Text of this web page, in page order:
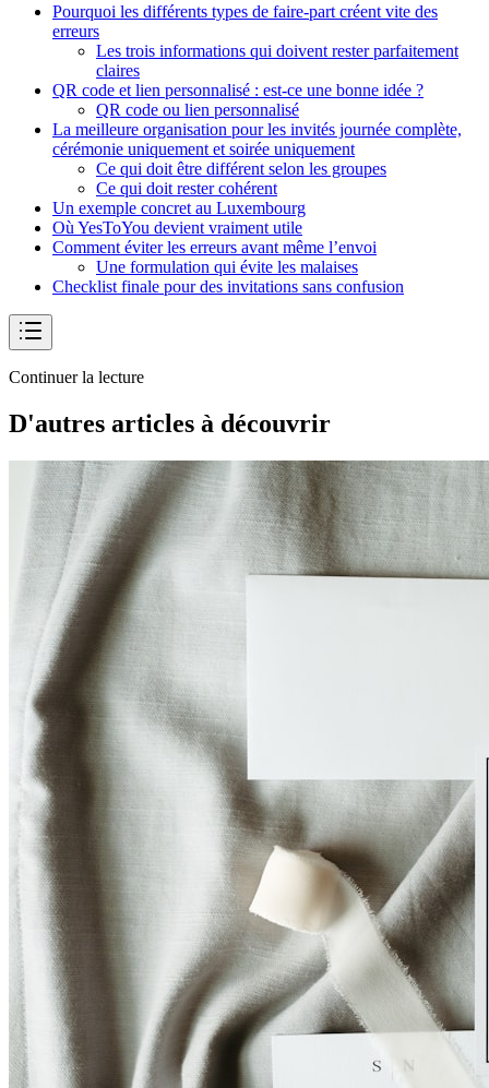
Pourquoi les différents types de faire-part créent vite des
erreurs
Les trois informations qui doivent rester parfaitement
claires
QR code et lien personnalisé : est-ce une bonne idée ?
QR code ou lien personnalisé
La meilleure organisation pour les invités journée complète,
cérémonie uniquement et soirée uniquement
Ce qui doit être différent selon les groupes
Ce qui doit rester cohérent
Un exemple concret au Luxembourg
Où YesToYou devient vraiment utile
Comment éviter les erreurs avant même l’envoi
Une formulation qui évite les malaises
Checklist finale pour des invitations sans confusion
Continuer la lecture
D'autres articles à découvrir